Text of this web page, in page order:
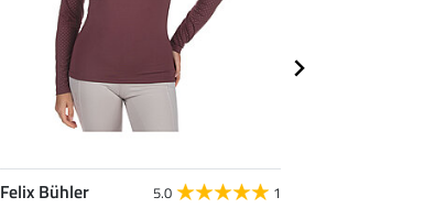
Felix Bühler 5.0 1